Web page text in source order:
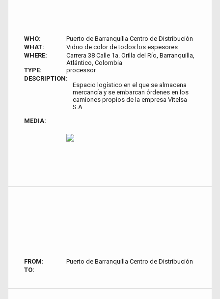
WHO:
Puerto de Barranquilla Centro de Distribución
WHAT:
Vidrio de color de todos los espesores
WHERE:
Carrera 38 Calle 1a. Orilla del Río, Barranquilla,
Atlántico, Colombia
TYPE:
processor
DESCRIPTION:
Espacio logístico en el que se almacena
mercancía y se embarcan órdenes en los
camiones propios de la empresa Vitelsa
S.A
MEDIA:
FROM:
Puerto de Barranquilla Centro de Distribución
TO: